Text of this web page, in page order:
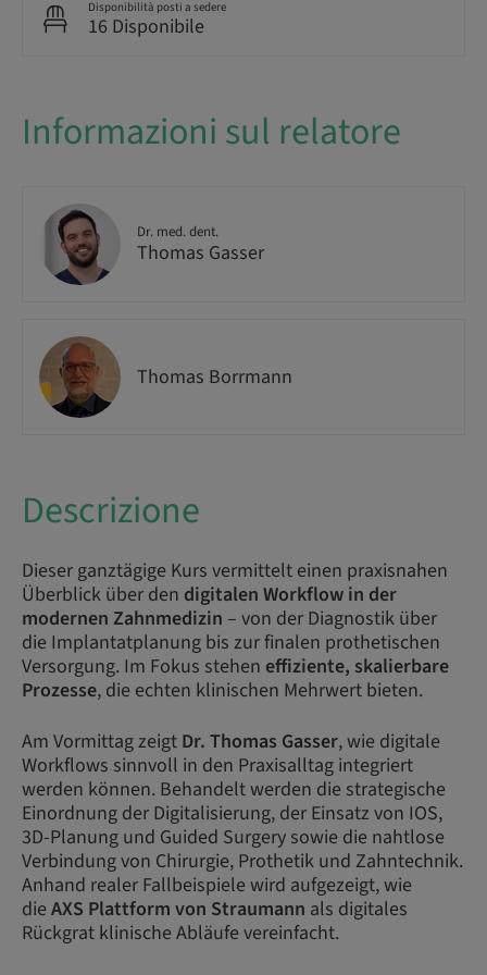
Disponibilità posti a sedere
16 Disponibile
Informazioni sul relatore
Dr. med. dent.
Thomas Gasser
Thomas Borrmann
Descrizione
Dieser ganztägige Kurs vermittelt einen praxisnahen
Überblick über den digitalen Workflow in der
modernen Zahnmedizin – von der Diagnostik über
die Implantatplanung bis zur finalen prothetischen
Versorgung. Im Fokus stehen effiziente, skalierbare
Prozesse, die echten klinischen Mehrwert bieten.
Am Vormittag zeigt Dr. Thomas Gasser, wie digitale
Workflows sinnvoll in den Praxisalltag integriert
werden können. Behandelt werden die strategische
Einordnung der Digitalisierung, der Einsatz von IOS,
3D-Planung und Guided Surgery sowie die nahtlose
Verbindung von Chirurgie, Prothetik und Zahntechnik.
Anhand realer Fallbeispiele wird aufgezeigt, wie
die AXS Plattform von Straumann als digitales
Rückgrat klinische Abläufe vereinfacht.